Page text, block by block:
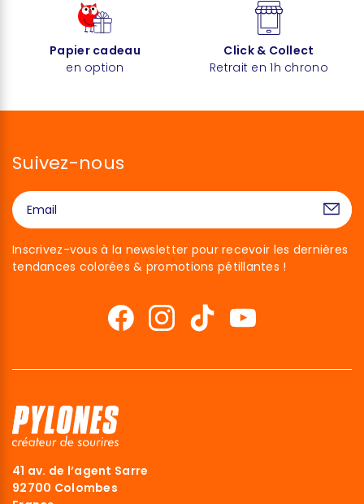
Papier cadeau
en option
Click & Collect
Retrait en 1h chrono
Suivez-nous
Inscrivez-vous à la newsletter pour recevoir les dernières
tendances colorées & promotions pétillantes !
41 av. de l’agent Sarre
92700 Colombes